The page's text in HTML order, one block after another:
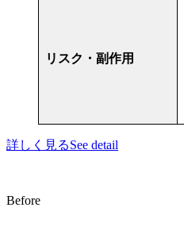
リスク・副作用
詳しく見るSee detail
Before